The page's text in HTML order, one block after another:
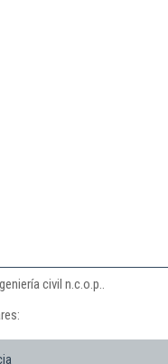
civil n.c.o.p..